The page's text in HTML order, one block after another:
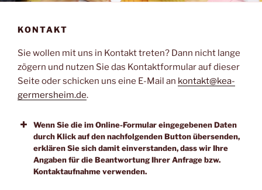
KONTAKT
Sie wollen mit uns in Kontakt treten? Dann nicht lange
zögern und nutzen Sie das Kontaktformular auf dieser
Seite oder schicken uns eine E-Mail an kontakt@kea-
germersheim.de.
Wenn Sie die im Online-Formular eingegebenen Daten
durch Klick auf den nachfolgenden Button übersenden,
erklären Sie sich damit einverstanden, dass wir Ihre
Angaben für die Beantwortung Ihrer Anfrage bzw.
Kontaktaufnahme verwenden.